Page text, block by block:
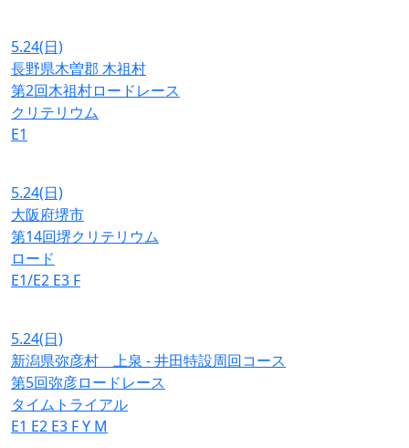
5.24(日)
長野県木曽郡 木祖村
第2回木祖村ロードレース
クリテリウム
E1
5.24(日)
大阪府堺市
第14回堺クリテリウム
ロード
E1/E2 E3 F
5.24(日)
新潟県弥彦村 上泉 - 井田特設周回コース
第5回弥彦ロードレース
タイムトライアル
E1 E2 E3 FY M